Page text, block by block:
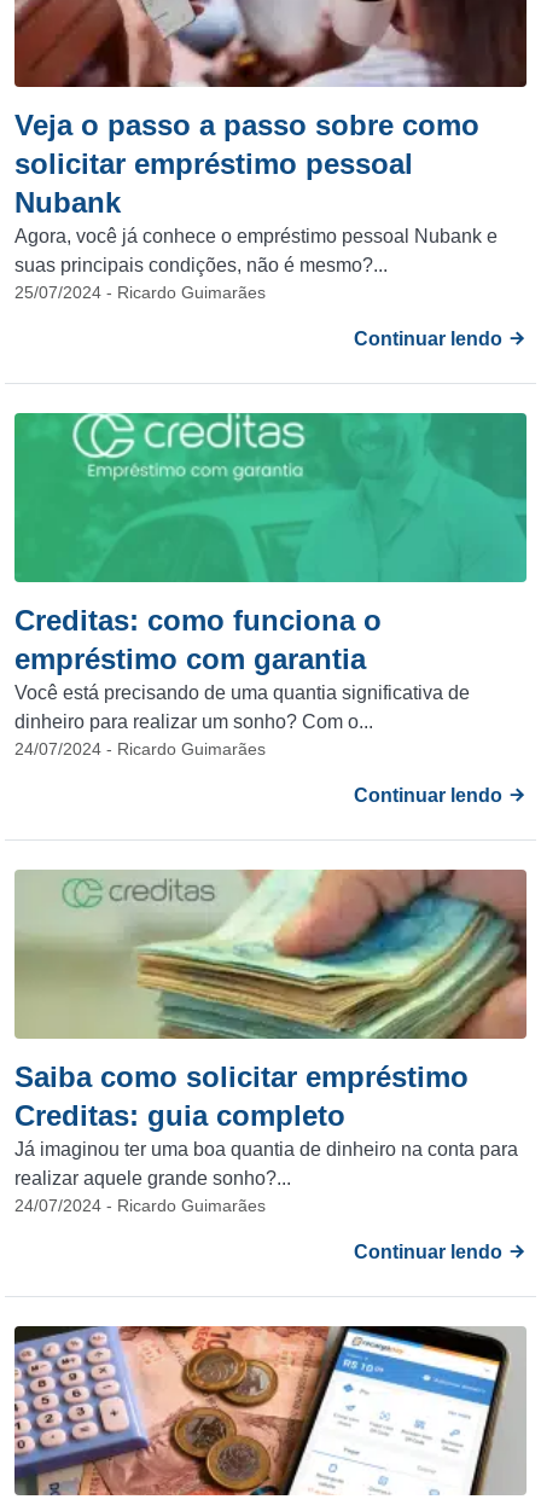
Veja o passo a passo sobre como
solicitar empréstimo pessoal
Nubank
Agora, você já conhece o empréstimo pessoal Nubank e
suas principais condições, não é mesmo?...
25/07/2024 - Ricardo Guimarães
Continuar lendo
Creditas: como funciona o
empréstimo com garantia
Você está precisando de uma quantia significativa de
dinheiro para realizar um sonho? Com o...
24/07/2024 - Ricardo Guimarães
Continuar lendo
Saiba como solicitar empréstimo
Creditas: guia completo
Já imaginou ter uma boa quantia de dinheiro na conta para
realizar aquele grande sonho?...
24/07/2024 - Ricardo Guimarães
Continuar lendo